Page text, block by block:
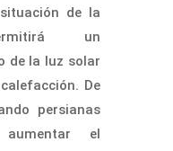
de la
un
de la luz solar
De
persianas
aumentar el